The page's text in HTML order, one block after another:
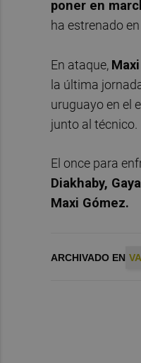
poner en
ha estrenado
En ataque,
la última
uruguayo en el
junto al técnico.
El once para
Diakhaby,
Maxi Gómez.
ARCHIVADO EN